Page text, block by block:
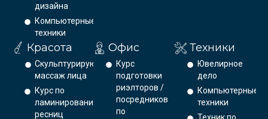
дизайна
Компьютерные
техники
Красота
Скульптурирующий
массаж лица
Курс по
ламинированию
ресниц
Офис
Курс
подготовки
риэлторов /
посредников
по
Техники
Ювелирное
дело
Компьютерные
техники